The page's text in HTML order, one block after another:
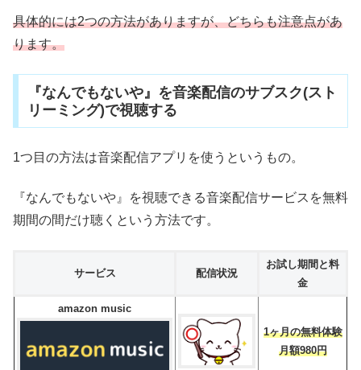
具体的には2つの方法がありますが、どちらも注意点があ
ります。
『なんでもないや』を音楽配信のサブスク(スト
リーミング)で視聴する
1つ目の方法は音楽配信アプリを使うというもの。
『なんでもないや』を視聴できる音楽配信サービスを無料
期間の間だけ聴くという方法です。
サービス 配信状況
お試し期間と料
金
amazon music
1ヶ月の無料体験
月額980円